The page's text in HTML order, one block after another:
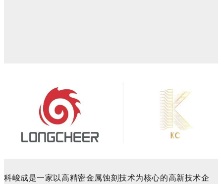
科峻成是一家以高精密金属蚀刻技术为核心的高新技术企